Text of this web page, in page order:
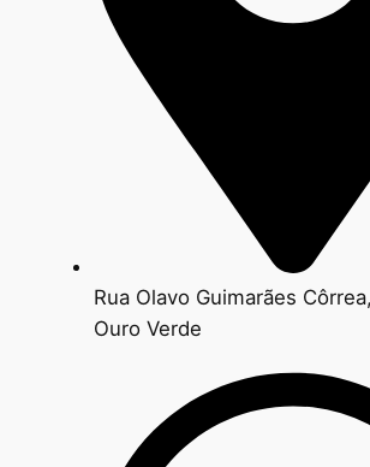
Rua Olavo Guimarães
Ouro Verde